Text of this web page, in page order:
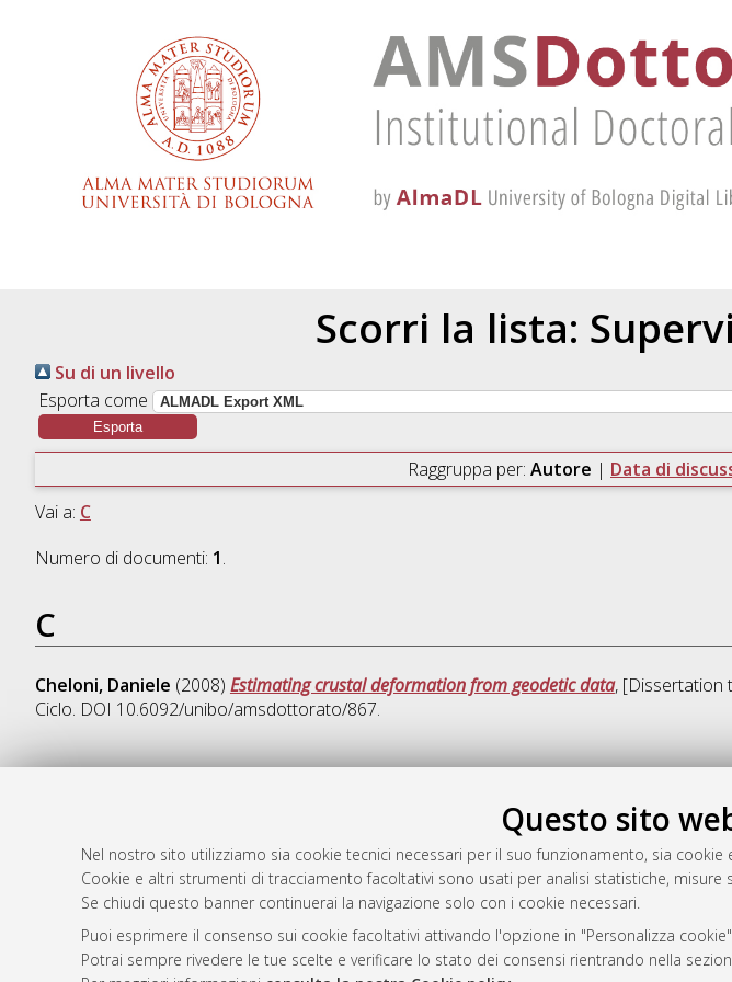
Questo sito
Nel nostro sito utilizziamo sia cookie tecnici necessari per il suo funzionamento, sia
Cookie e altri strumenti di tracciamento facoltativi sono usati per analisi statistiche,
Se chiudi questo banner continuerai la navigazione solo con i cookie necessari.
Puoi esprimere il consenso sui cookie facoltativi attivando l'opzione in "Personalizza
Potrai sempre rivedere le tue scelte e verificare lo stato dei consensi rientrando nella
Scorri la lista:
Su di un livello
Esporta come
Raggruppa per: Autore | Data di
Vai a: C
Numero di documenti: 1.
C
Cheloni, Daniele (2008) Estimating crustal deformation from geodetic data, [Dissertation
Ciclo. DOI 10.6092/unibo/amsdottorato/867.
Rss 1.0
Rss 2.0
AMS Dottorato
ISSN: 2038-7946
Servizio implementato e gestito daAlmaDL
Impostazioni Cookie
Informativa sulla privacy
Condizioni d’uso del sito